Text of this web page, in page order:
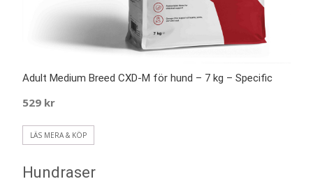
Adult Medium Breed CXD-M för hund – 7 kg – Specific
529 kr
LÄS MERA & KÖP
Hundraser